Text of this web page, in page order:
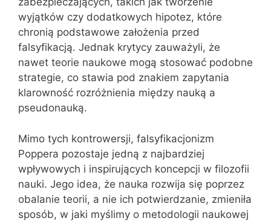
wyjątków czy dodatkowych hipotez, które
chronią podstawowe założenia przed
falsyfikacją. Jednak krytycy zauważyli, że
nawet teorie naukowe mogą stosować podobne
strategie, co stawia pod znakiem zapytania
klarowność rozróżnienia między nauką a
pseudonauką.
Mimo tych kontrowersji, falsyfikacjonizm
Poppera pozostaje jedną z najbardziej
wpływowych i inspirujących koncepcji w filozofii
nauki. Jego idea, że nauka rozwija się poprzez
obalanie teorii, a nie ich potwierdzanie, zmieniła
sposób, w jaki myślimy o metodologii naukowej